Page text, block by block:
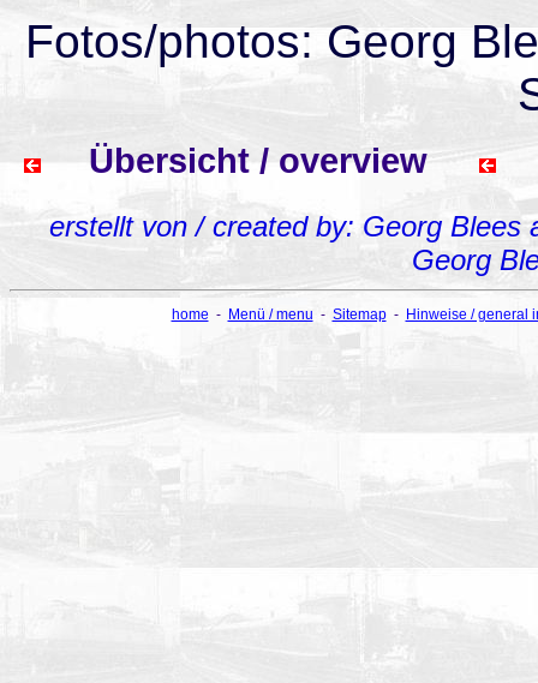
Fotos/photos: Georg
Übersicht / overview
erstellt von / created by: Georg Blees
Georg
home - Menü / menu - Sitemap- Hinweise / general